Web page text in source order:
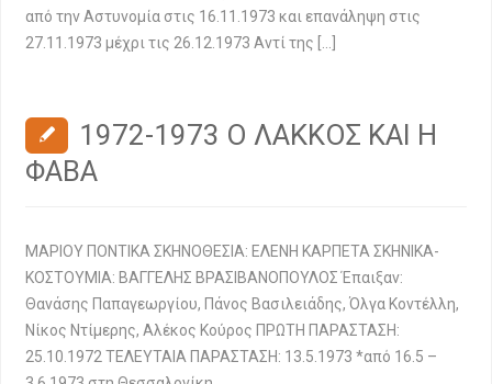
από την Αστυνομία στις 16.11.1973 και επανάληψη στις
27.11.1973 μέχρι τις 26.12.1973 Αντί της […]
1972-1973 Ο ΛΑΚΚΟΣ ΚΑΙ Η
ΦΑΒΑ
ΜΑΡΙΟΥ ΠΟΝΤΙΚΑ ΣΚΗΝΟΘΕΣΙΑ: ΕΛΕΝΗ ΚΑΡΠΕΤΑ ΣΚΗΝΙΚΑ-
ΚΟΣΤΟΥΜΙΑ: ΒΑΓΓΕΛΗΣ ΒΡΑΣΙΒΑΝΟΠΟΥΛΟΣ Έπαιξαν:
Θανάσης Παπαγεωργίου, Πάνος Βασιλειάδης, Όλγα Κοντέλλη,
Νίκος Ντίμερης, Αλέκος Κούρος ΠΡΩΤΗ ΠΑΡΑΣΤΑΣΗ:
25.10.1972 ΤΕΛΕΥΤΑΙΑ ΠΑΡΑΣΤΑΣΗ: 13.5.1973 *από 16.5 –